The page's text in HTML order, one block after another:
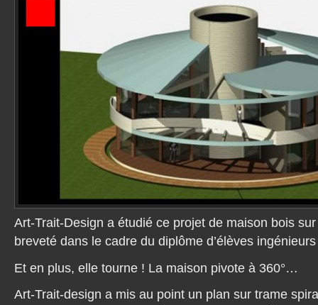
Art-Trait-Design a étudié ce projet de maison bois
breveté dans le cadre du diplôme d’élèves
Et en plus, elle tourne ! La maison pivote à 360°…
Art-Trait-design a mis au point un plan sur trame